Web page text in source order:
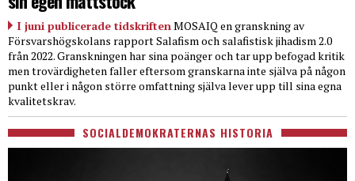
I juni publicerade tidskriften MOSAIQ en granskning av
Försvarshögskolans rapport Salafism och salafistisk jihadism 2.0
från 2022. Granskningen har sina poänger och tar upp befogad kritik
men trovärdigheten faller eftersom granskarna inte själva på någon
punkt eller i någon större omfattning själva lever upp till sina egna
kvalitetskrav.
SOCIALDEMOKRATERNAS HISTORIA